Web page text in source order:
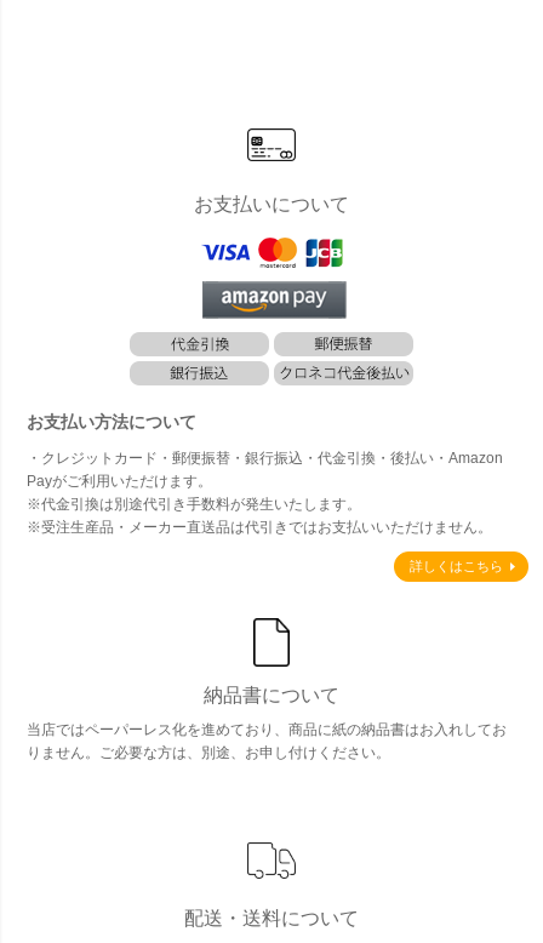
お支払いについて
お支払い方法について
・クレジットカード・郵便振替・銀行振込・代金引換・後払い・Amazon
Payがご利用いただけます。
※代金引換は別途代引き手数料が発生いたします。
※受注生産品・メーカー直送品は代引きではお支払いいただけません。
詳しくはこちら
納品書について
当店ではペーパーレス化を進めており、商品に紙の納品書はお入れしてお
りません。ご必要な方は、別途、お申し付けください。
配送・送料について